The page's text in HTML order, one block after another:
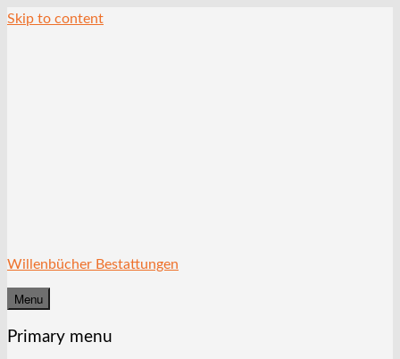
Skip to content
Willenbücher Bestattungen
Menu
Primary menu